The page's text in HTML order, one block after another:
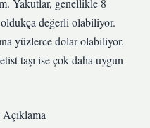
Yakutlar, genellikle 8
değerli olabiliyor.
yüzlerce dolar olabiliyor.
taşı ise çok daha uygun